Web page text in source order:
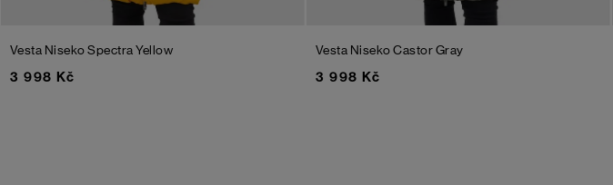
Vesta NisekoSpectra Yellow
3 998 Kč
Vesta NisekoCastor Gray
3 998 Kč